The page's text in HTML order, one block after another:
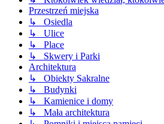
Przestrzeń miejska
↳ Osiedla
↳ Ulice
↳ Place
↳ Skwery i Parki
Architektura
↳ Obiekty Sakralne
↳ Budynki
↳ Kamienice i domy
↳ Mała architektura